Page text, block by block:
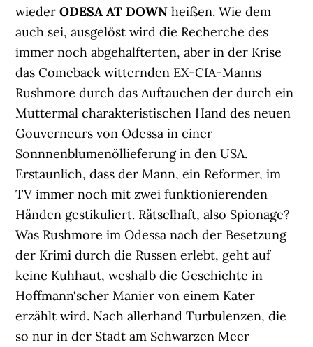
wiederODESA AT DOWN heißen. Wie dem
auch sei, ausgelöst wird die Recherche des
immer noch abgehalfterten, aber in der Krise
das Comeback witternden EX-CIA-Manns
Rushmore durch das Auftauchen der durch ein
Muttermal charakteristischen Hand des neuen
Gouverneurs von Odessa in einer
Sonnnenblumenöllieferung in den USA.
Erstaunlich, dass der Mann, ein Reformer, im
TV immer noch mit zwei funktionierenden
Händen gestikuliert. Rätselhaft, also Spionage?
Was Rushmore im Odessa nach der Besetzung
der Krimi durch die Russen erlebt, geht auf
keine Kuhhaut, weshalb die Geschichte in
Hoffmann‘scher Manier von einem Kater
erzählt wird. Nach allerhand Turbulenzen, die
so nur in der Stadt am Schwarzen Meer